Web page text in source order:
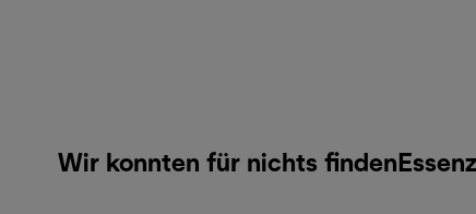
Wir konnten für nichts